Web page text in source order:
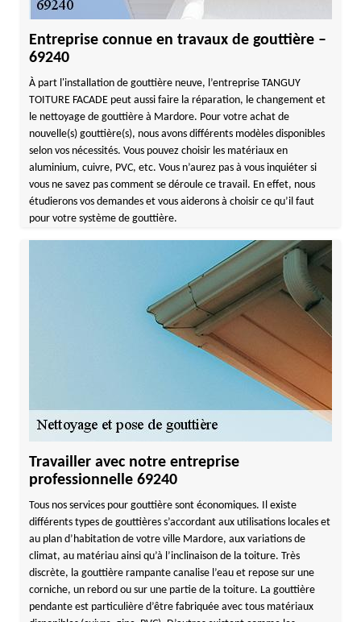
Entreprise connue en travaux de gouttière –
69240
À part l'installation de gouttière neuve, l’entreprise TANGUY
TOITURE FACADE peut aussi faire la réparation, le changement et
le nettoyage de gouttière à Mardore. Pour votre achat de
nouvelle(s) gouttière(s), nous avons différents modèles disponibles
selon vos nécessités. Vous pouvez choisir les matériaux en
aluminium, cuivre, PVC, etc. Vous n’aurez pas à vous inquiéter si
vous ne savez pas comment se déroule ce travail. En effet, nous
étudierons vos demandes et vous aiderons à choisir ce qu’il faut
pour votre système de gouttière.
Travailler avec notre entreprise
professionnelle 69240
Tous nos services pour gouttière sont économiques. Il existe
différents types de gouttières s’accordant aux utilisations locales et
au plan d’habitation de votre ville Mardore, aux variations de
climat, au matériau ainsi qu’à l’inclinaison de la toiture. Très
discrète, la gouttière rampante canalise l’eau et repose sur une
corniche, un rebord ou sur une partie de la toiture. La gouttière
pendante est particulière d’être fabriquée avec tous matériaux